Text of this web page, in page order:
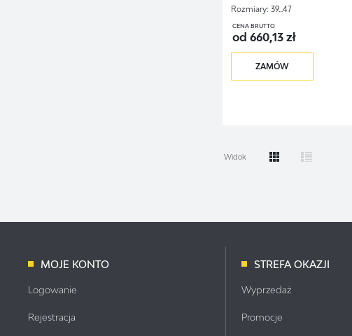
Rozmiary: 39...47
CENA BRUTTO
od 660,13 zł
ZAMÓW
Widok
MOJE KONTO
Logowanie
Rejestracja
STREFA OKAZJI
Wyprzedaż
Promocje